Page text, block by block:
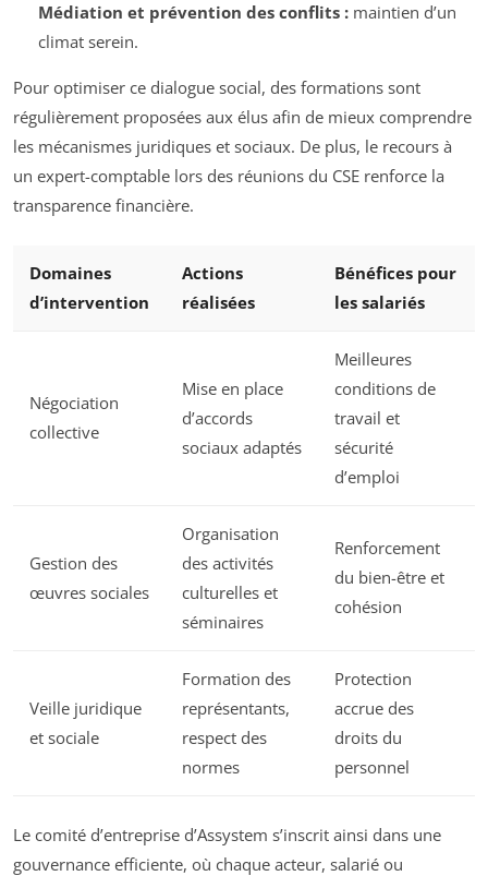
Médiation et prévention des conflits :maintien d’un
climat serein.
Pour optimiser ce dialogue social, des formations sont
régulièrement proposées aux élus afin de mieux comprendre
les mécanismes juridiques et sociaux. De plus, le recours à
un expert-comptable lors des réunions du CSE renforce la
transparence financière.
Domaines
d’intervention
Actions
réalisées
Bénéfices pour
les salariés
Négociation
collective
Mise en place
d’accords
sociaux adaptés
Meilleures
conditions de
travail et
sécurité
d’emploi
Gestion des
œuvres sociales
Organisation
des activités
culturelles et
séminaires
Renforcement
du bien-être et
cohésion
Veille juridique
et sociale
Formation des
représentants,
respect des
normes
Protection
accrue des
droits du
personnel
Le comité d’entreprise d’Assystem s’inscrit ainsi dans une
gouvernance efficiente, où chaque acteur, salarié ou